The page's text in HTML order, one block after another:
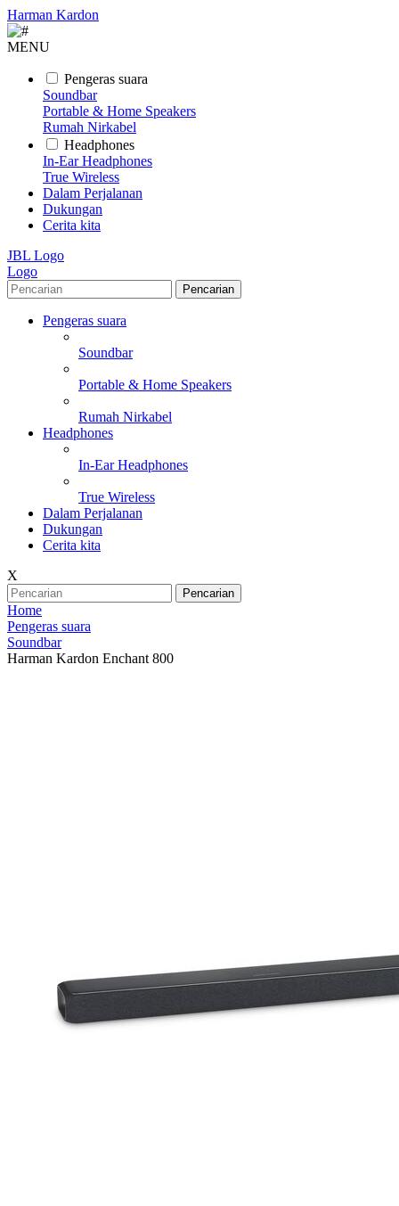
Harman Kardon
MENU
Pengeras suara
Soundbar
Portable & Home Speakers
Rumah Nirkabel
Headphones
In-Ear Headphones
True Wireless
Dalam Perjalanan
Dukungan
Cerita kita
JBL Logo
Logo
Pencarian
Pengeras suara
Soundbar
Portable & Home Speakers
Rumah Nirkabel
Headphones
In-Ear Headphones
True Wireless
Dalam Perjalanan
Dukungan
Cerita kita
X
Pencarian
Home
Pengeras suara
Soundbar
Harman Kardon Enchant 800